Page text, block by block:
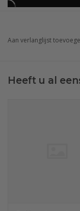
Aan verlanglijst
Heeft u al